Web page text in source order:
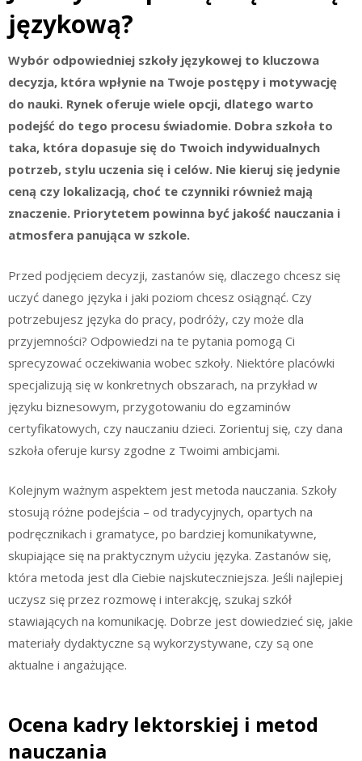
językową?
Wybór odpowiedniej szkoły językowej to kluczowa
decyzja, która wpłynie na Twoje postępy i motywację
do nauki. Rynek oferuje wiele opcji, dlatego warto
podejść do tego procesu świadomie. Dobra szkoła to
taka, która dopasuje się do Twoich indywidualnych
potrzeb, stylu uczenia się i celów. Nie kieruj się jedynie
ceną czy lokalizacją, choć te czynniki również mają
znaczenie. Priorytetem powinna być jakość nauczania i
atmosfera panująca w szkole.
Przed podjęciem decyzji, zastanów się, dlaczego chcesz się
uczyć danego języka i jaki poziom chcesz osiągnąć. Czy
potrzebujesz języka do pracy, podróży, czy może dla
przyjemności? Odpowiedzi na te pytania pomogą Ci
sprecyzować oczekiwania wobec szkoły. Niektóre placówki
specjalizują się w konkretnych obszarach, na przykład w
języku biznesowym, przygotowaniu do egzaminów
certyfikatowych, czy nauczaniu dzieci. Zorientuj się, czy dana
szkoła oferuje kursy zgodne z Twoimi ambicjami.
Kolejnym ważnym aspektem jest metoda nauczania. Szkoły
stosują różne podejścia – od tradycyjnych, opartych na
podręcznikach i gramatyce, po bardziej komunikatywne,
skupiające się na praktycznym użyciu języka. Zastanów się,
która metoda jest dla Ciebie najskuteczniejsza. Jeśli najlepiej
uczysz się przez rozmowę i interakcję, szukaj szkół
stawiających na komunikację. Dobrze jest dowiedzieć się, jakie
materiały dydaktyczne są wykorzystywane, czy są one
aktualne i angażujące.
Ocena kadry lektorskiej i metod
nauczania